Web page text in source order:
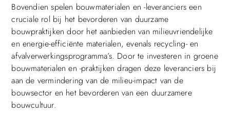
Bovendien spelen bouwmaterialen en -leveranciers een
cruciale rol bij het bevorderen van duurzame
bouwpraktijken door het aanbieden van milieuvriendelijke
en energie-efficiënte materialen, evenals recycling- en
afvalverwerkingsprogramma’s. Door te investeren in groene
bouwmaterialen en -praktijken dragen deze leveranciers bij
aan de vermindering van de milieu-impact van de
bouwsector en het bevorderen van een duurzamere
bouwcultuur.